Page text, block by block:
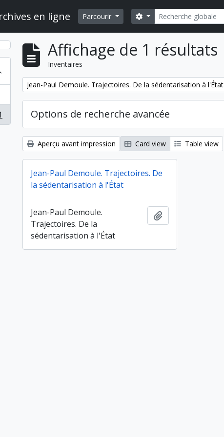
en ligne Parcourir Rechercher
Search options
Affichage de 1 résultats
Inventaires
Remove filter:
Jean-Paul Demoule. Trajectoires. De la sédentarisation à l'État
Options de recherche avancée
Aperçu avant impression Card view Table view
Jean-Paul Demoule. Trajectoires. De
la sédentarisation à l'État
Jean-Paul Demoule.
Trajectoires. De la
sédentarisation à l'État